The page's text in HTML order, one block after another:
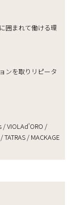
囲まれて働ける環
ンを取りリピータ
/ VIOLAd'ORO /
/ MACKAGE